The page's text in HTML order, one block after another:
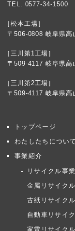
TEL. 0577-34-1500
［松本工場］
〒506-0808 岐阜県高
［三川第1工場］
〒509-4117 岐阜県高
［三川第2工場］
〒509-4117 岐阜県高
トップページ
わたしたちについて
事業紹介
リサイクル事業
金属リサイクル
古紙リサイクル
自動車リサイ
家電リサイクル